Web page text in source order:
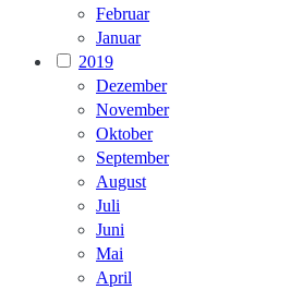
Februar
Januar
2019
Dezember
November
Oktober
September
August
Juli
Juni
Mai
April